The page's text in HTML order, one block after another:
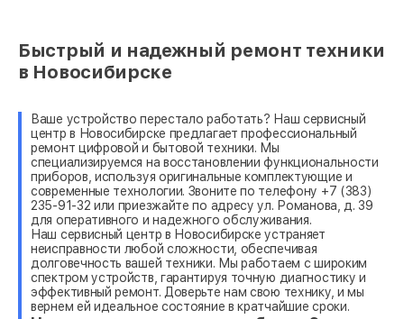
Быстрый и надежный ремонт техники
в Новосибирске
Ваше устройство перестало работать? Наш сервисный
центр в Новосибирске предлагает профессиональный
ремонт цифровой и бытовой техники. Мы
специализируемся на восстановлении функциональности
приборов, используя оригинальные комплектующие и
современные технологии. Звоните по телефону +7 (383)
235-91-32 или приезжайте по адресу ул. Романова, д. 39
для оперативного и надежного обслуживания.
Наш сервисный центр в Новосибирске устраняет
неисправности любой сложности, обеспечивая
долговечность вашей техники. Мы работаем с широким
спектром устройств, гарантируя точную диагностику и
эффективный ремонт. Доверьте нам свою технику, и мы
вернем ей идеальное состояние в кратчайшие сроки.